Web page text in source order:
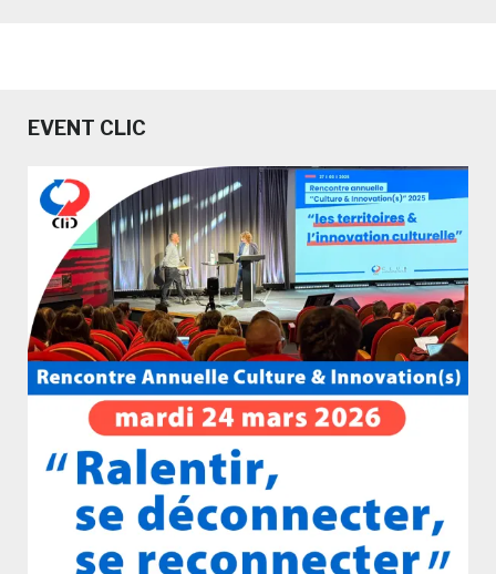
EVENT CLIC